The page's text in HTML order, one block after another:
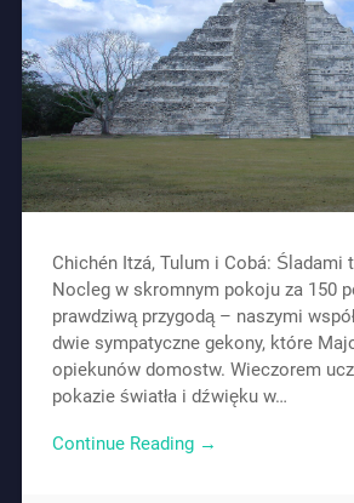
Chichén Itzá, Tulum i Cobá: Śladami
Nocleg w skromnym pokoju za 150
prawdziwą przygodą – naszymi
dwie sympatyczne gekony, które
opiekunów domostw. Wieczorem
pokazie światła i dźwięku w…
Continue Reading →